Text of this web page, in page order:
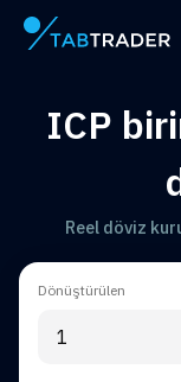
Ana Sayfa
ICP
Reel döviz
Dönüştürülen